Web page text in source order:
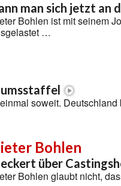
man sich jetzt an
Bohlen ist mit seinem
…
soweit.
Bohlen
über
Bohlen glaubt nicht,